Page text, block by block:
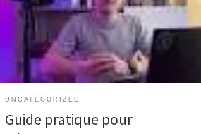
élément essentiel pour les entreprises et les
particuliers cherchant à offrir des services
pratiques à leurs utilisateurs. Que ce soit pour une
application mobile, web ou desktop, le processus
UNCATEGORIZED
Guide pratique pour